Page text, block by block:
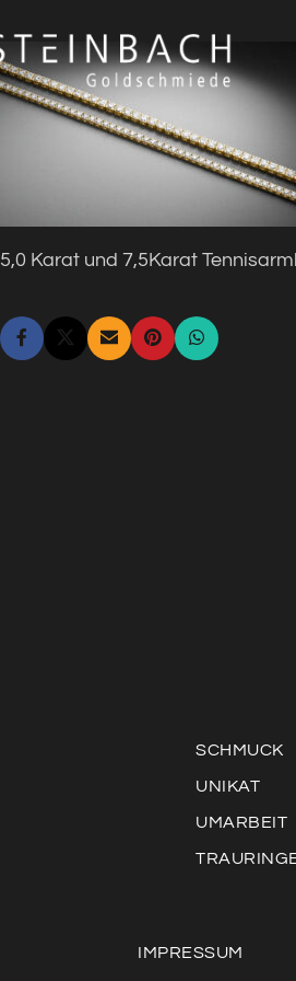
5,0 Karat und 7,5Karat
SCHMUCK
UNIKAT
UMARBEIT
IMPRESSUM